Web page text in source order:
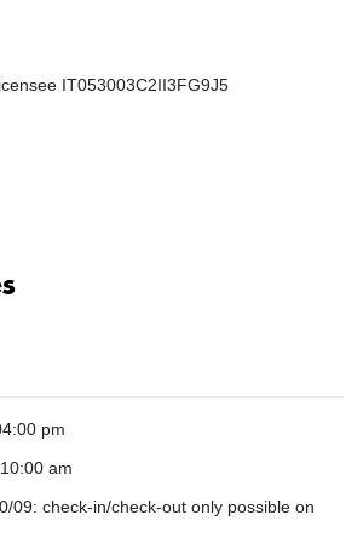
IT053003C2II3FG9J5
pm
am
09: check-in/check-out only possible on